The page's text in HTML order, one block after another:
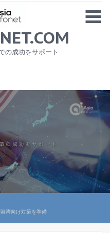
1
権について
の成功をサポート
湾向け対策を準備